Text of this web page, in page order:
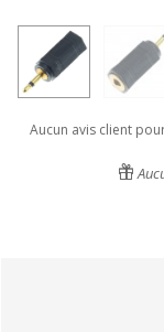
Aucun avis client